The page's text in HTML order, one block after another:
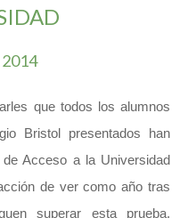
2014
que todos los alumnos
Bristol presentados han
Acceso a la Universidad
de ver como año tras
superar esta prueba,